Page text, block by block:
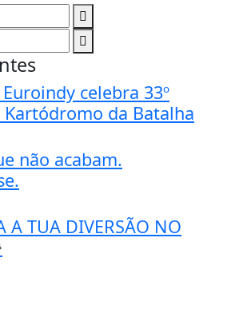
celebra 33º
da Batalha
não acabam.
A TUA DIVERSÃO NO